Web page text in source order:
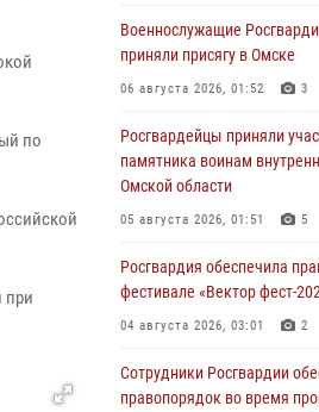
по
при
Военнослужащие
приняли присягу в Омске
06 августа 2026, 01:52 3
Росгвардейцы приняли
памятника воинам
Омской области
05 августа 2026, 01:51 5
Росгвардия обеспечила
фестивале «Вектор фест-
04 августа 2026, 03:01 2
Сотрудники Росгвардии
правопорядок во время